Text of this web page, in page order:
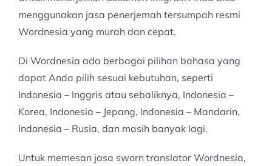
menggunakan jasa penerjemah tersumpah resmi
Wordnesia yang murah dan cepat.
Di Wordnesia ada berbagai pilihan bahasa yang
dapat Anda pilih sesuai kebutuhan, seperti
Indonesia – Inggris atau sebaliknya, Indonesia –
Korea, Indonesia – Jepang, Indonesia – Mandarin,
Indonesia – Rusia, dan masih banyak lagi.
Untuk memesan jasa sworn translator Wordnesia,